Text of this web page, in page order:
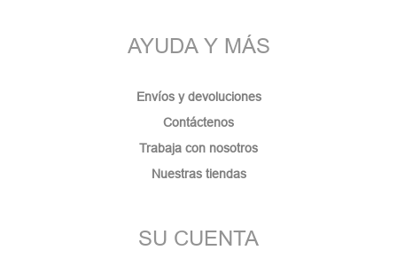
AYUDA Y MÁS
Envíos y devoluciones
Contáctenos
Trabaja con nosotros
Nuestras tiendas
SU CUENTA